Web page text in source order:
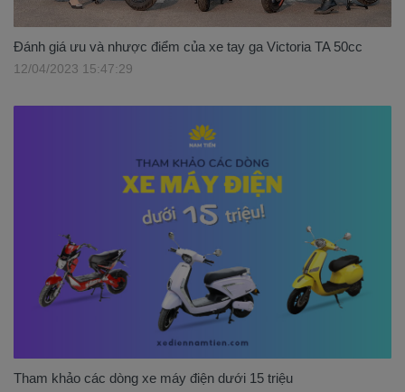
Đánh giá ưu và nhược điểm của xe tay ga Victoria TA 50cc
12/04/2023 15:47:29
Tham khảo các dòng xe máy điện dưới 15 triệu